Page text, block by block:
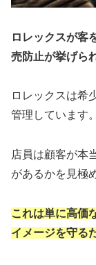
ロレックスが客
売防止が挙げら
ロレックスは希
管理しています。
店員は顧客が本
があるかを見極
これは単に高価
イメージを守る